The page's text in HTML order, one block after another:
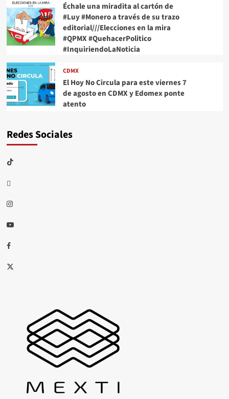
Échale una miradita al cartón de
#Luy #Monero a través de su trazo
editorial///Elecciones en la mira
#QPMX #QuehacerPolitico
#InquiriendoLaNoticia
CDMX
El Hoy No Circula para este viernes 7
de agosto en CDMX y Edomex ponte
atento
Redes Sociales
TikTok
threads
Instagram
Youtube
Facebook
X